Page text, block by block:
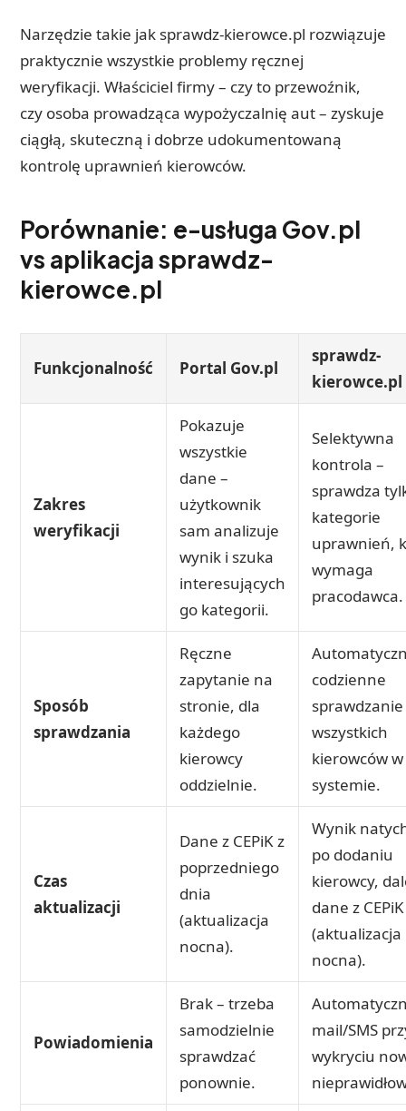
Narzędzie takie jak sprawdz-kierowce.pl rozwiązuje
praktycznie wszystkie problemy ręcznej
weryfikacji. Właściciel firmy – czy to przewoźnik,
czy osoba prowadząca wypożyczalnię aut – zyskuje
ciągłą, skuteczną i dobrze udokumentowaną
kontrolę uprawnień kierowców.
Porównanie: e-usługa Gov.pl
vs aplikacja sprawdz-
kierowce.pl
Funkcjonalność Portal Gov.pl
sprawdz-
kierowce.pl
Zakres
weryfikacji
Pokazuje
wszystkie
dane –
użytkownik
sam analizuje
wynik i szuka
interesujących
go kategorii.
Selektywna
kontrola –
sprawdza
kategorie
uprawnień,
wymaga
pracodawca.
Sposób
sprawdzania
Ręczne
zapytanie na
stronie, dla
każdego
kierowcy
oddzielnie.
codzienne
sprawdzanie
wszystkich
kierowców w
systemie.
Czas
aktualizacji
Dane z CEPiK z
poprzedniego
dnia
(aktualizacja
nocna).
Wynik
po dodaniu
kierowcy,
dane z CEPiK
(aktualizacja
nocna).
Powiadomienia
Brak – trzeba
samodzielnie
sprawdzać
ponownie.
mail/SMS
wykryciu